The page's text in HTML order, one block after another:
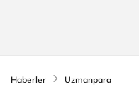
Haberler Uzmanpara